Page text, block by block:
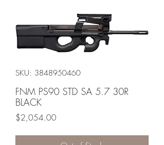
SKU: 3848950460
FNM PS90 STD SA 5.7 30R
BLACK
$2,054.00Price